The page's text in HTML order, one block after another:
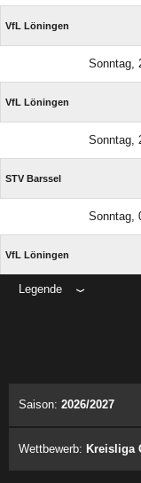
VfL Löningen
Sonntag,
VfL Löningen
Sonntag,
STV Barssel
Sonntag,
VfL Löningen
Legende
Saison: 2026/2027
Wettbewerb: Kreisliga